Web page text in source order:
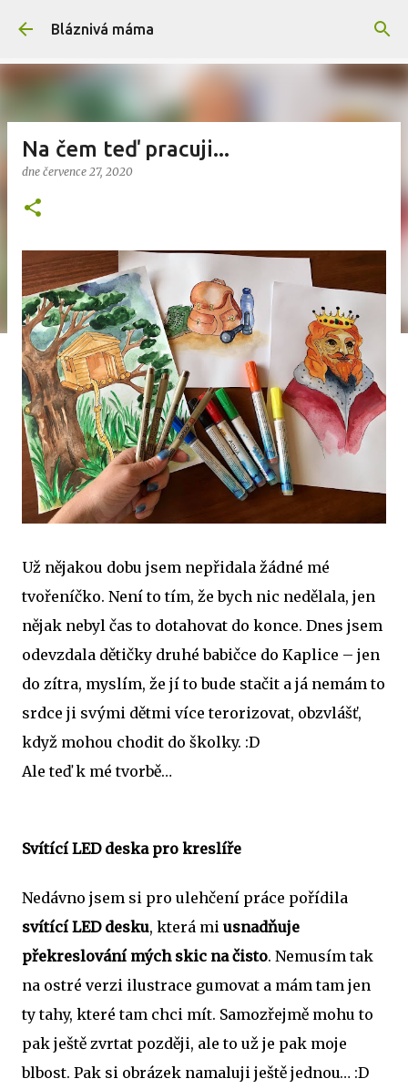
Přeskočit na hlavní obsah
Bláznivá máma
Na čem teď pracuji...
dne července 27, 2020
Už nějakou dobu jsem nepřidala žádné mé
tvořeníčko. Není to tím, že bych nic nedělala, jen
nějak nebyl čas to dotahovat do konce. Dnes jsem
odevzdala dětičky druhé babičce do Kaplice – jen
do zítra, myslím, že jí to bude stačit a já nemám to
srdce ji svými dětmi více terorizovat, obzvlášť,
když mohou chodit do školky. :D
Ale teď k mé tvorbě…
Svítící LED deska pro kreslíře
Nedávno jsem si pro ulehčení práce pořídila
svítící LED desku, která mi usnadňuje
překreslování mých skic na čisto. Nemusím tak
na ostré verzi ilustrace gumovat a mám tam jen
ty tahy, které tam chci mít. Samozřejmě mohu to
pak ještě zvrtat později, ale to už je pak moje
blbost. Pak si obrázek namaluji ještě jednou… :D